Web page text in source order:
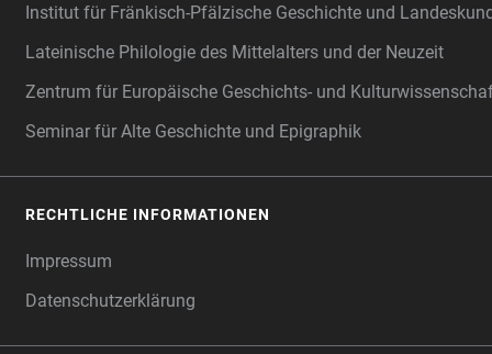
Institut für Fränkisch-Pfälzische Geschichte und
Lateinische Philologie des Mittelalters und der Neuzeit
Zentrum für Europäische Geschichts- und
Seminar für Alte Geschichte und Epigraphik
RECHTLICHE INFORMATIONEN
Impressum
Datenschutzerklärung